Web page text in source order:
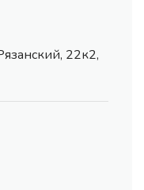
22к2,